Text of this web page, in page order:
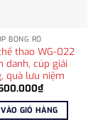
BÓNG RỔ
thao WG-022
danh, cúp giải
quà lưu niệm
₫
GIỎ HÀNG